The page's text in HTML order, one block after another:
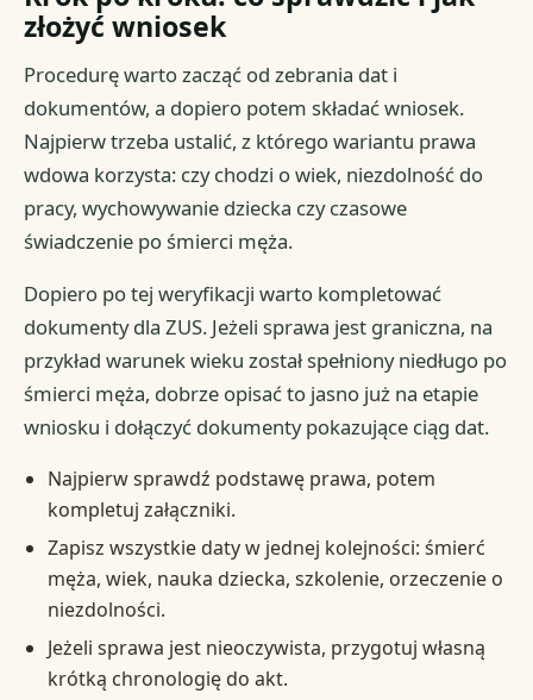
złożyć wniosek
Procedurę warto zacząć od zebrania dat i
dokumentów, a dopiero potem składać wniosek.
Najpierw trzeba ustalić, z którego wariantu prawa
wdowa korzysta: czy chodzi o wiek, niezdolność do
pracy, wychowywanie dziecka czy czasowe
świadczenie po śmierci męża.
Dopiero po tej weryfikacji warto kompletować
dokumenty dla ZUS. Jeżeli sprawa jest graniczna, na
przykład warunek wieku został spełniony niedługo po
śmierci męża, dobrze opisać to jasno już na etapie
wniosku i dołączyć dokumenty pokazujące ciąg dat.
Najpierw sprawdź podstawę prawa, potem
kompletuj załączniki.
Zapisz wszystkie daty w jednej kolejności: śmierć
męża, wiek, nauka dziecka, szkolenie, orzeczenie o
niezdolności.
Jeżeli sprawa jest nieoczywista, przygotuj własną
krótką chronologię do akt.